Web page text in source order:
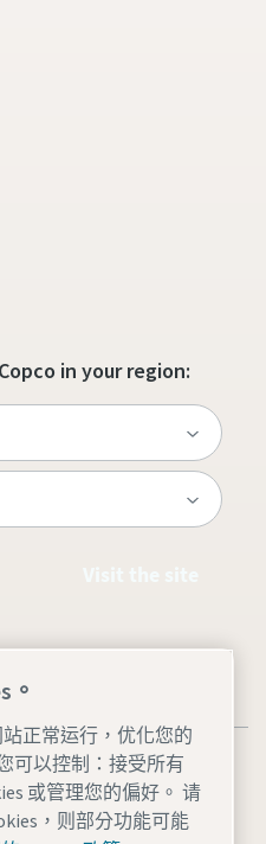
in your region:
。
正常运行，优化您的
可以控制：接受所有
或管理您的偏好。 请
，则部分功能可能